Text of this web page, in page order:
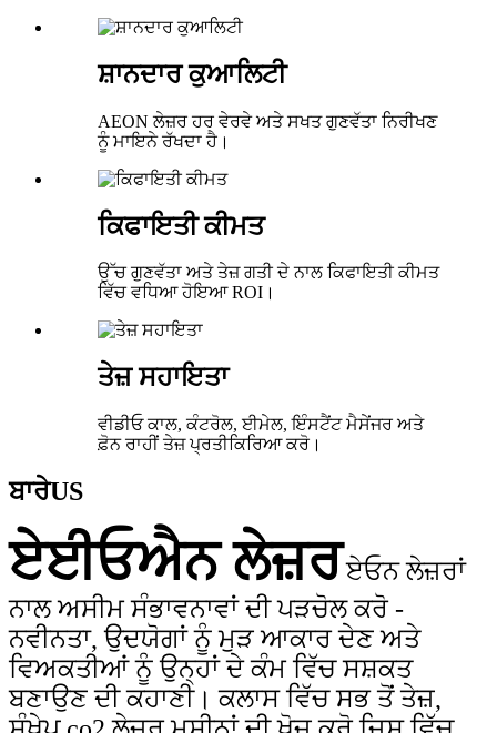
ਸ਼ਾਨਦਾਰ ਕੁਆਲਿਟੀ
AEON ਲੇਜ਼ਰ ਹਰ ਵੇਰਵੇ ਅਤੇ ਸਖਤ ਗੁਣਵੱਤਾ ਨਿਰੀਖਣ
ਨੂੰ ਮਾਇਨੇ ਰੱਖਦਾ ਹੈ।
ਕਿਫਾਇਤੀ ਕੀਮਤ
ਉੱਚ ਗੁਣਵੱਤਾ ਅਤੇ ਤੇਜ਼ ਗਤੀ ਦੇ ਨਾਲ ਕਿਫਾਇਤੀ ਕੀਮਤ
ਵਿੱਚ ਵਧਿਆ ਹੋਇਆ ROI।
ਤੇਜ਼ ਸਹਾਇਤਾ
ਵੀਡੀਓ ਕਾਲ, ਕੰਟਰੋਲ, ਈਮੇਲ, ਇੰਸਟੈਂਟ ਮੈਸੇਂਜਰ ਅਤੇ
ਫ਼ੋਨ ਰਾਹੀਂ ਤੇਜ਼ ਪ੍ਰਤੀਕਿਰਿਆ ਕਰੋ।
ਬਾਰੇUS
ਏਈਓਐਨ ਲੇਜ਼ਰਏਓਨ ਲੇਜ਼ਰਾਂ
ਨਾਲ ਅਸੀਮ ਸੰਭਾਵਨਾਵਾਂ ਦੀ ਪੜਚੋਲ ਕਰੋ -
ਨਵੀਨਤਾ, ਉਦਯੋਗਾਂ ਨੂੰ ਮੁੜ ਆਕਾਰ ਦੇਣ ਅਤੇ
ਵਿਅਕਤੀਆਂ ਨੂੰ ਉਨ੍ਹਾਂ ਦੇ ਕੰਮ ਵਿੱਚ ਸਸ਼ਕਤ
ਬਣਾਉਣ ਦੀ ਕਹਾਣੀ। ਕਲਾਸ ਵਿੱਚ ਸਭ ਤੋਂ ਤੇਜ਼,